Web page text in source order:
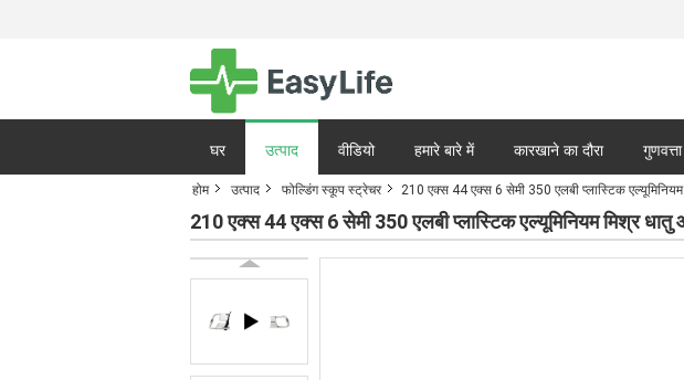
घर उत्पाद वीडियो हमारे बारे में कारखाने का दौरा
गोपनीयता नीति मामले
होम उत्पाद फोल्डिंग स्कूप स्ट्रेचर 210 एक्स 44 एक्स 6 सेमी 350 एलबी प्लास्टिक
210 एक्स 44 एक्स 6 सेमी 350 एलबी प्लास्टिक एल्यूमिनियम मिश्र धातु